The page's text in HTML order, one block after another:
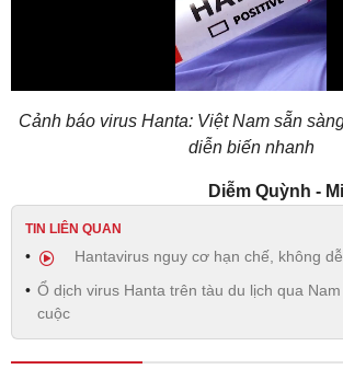
Video
Cảnh báo virus Hanta: Việt Nam sẵn
diễn biến nhanh
Diễm Quỳnh -
TIN LIÊN QUAN
Hantavirus nguy cơ hạn chế, không
Ổ dịch virus Hanta trên tàu du lịch qua
cuộc